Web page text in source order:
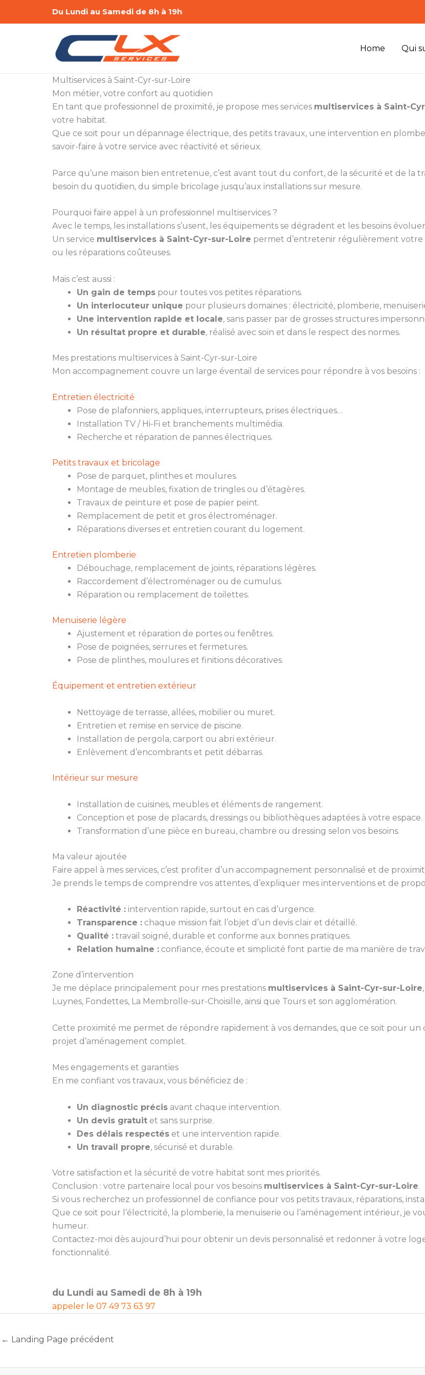
Du Lundi au Samedi de 8h à 19h
Home Qui
Multiservices à Saint-Cyr-sur-Loire
Mon métier, votre confort au quotidien
En tant que professionnel de proximité, je propose mes services multiservices à Saint-
votre habitat.
Que ce soit pour un dépannage électrique, des petits travaux, une intervention en
savoir-faire à votre service avec réactivité et sérieux.
Parce qu’une maison bien entretenue, c’est avant tout du confort, de la sécurité et de la
besoin du quotidien, du simple bricolage jusqu’aux installations sur mesure.
Pourquoi faire appel à un professionnel multiservices ?
Avec le temps, les installations s’usent, les équipements se dégradent et les besoins
Un service multiservices à Saint-Cyr-sur-Loire permet d’entretenir régulièrement votre
ou les réparations coûteuses.
Mais c’est aussi :
Un gain de temps pour toutes vos petites réparations.
Un interlocuteur unique pour plusieurs domaines : électricité, plomberie,
Une intervention rapide et locale, sans passer par de grosses structures
Un résultat propre et durable, réalisé avec soin et dans le respect des normes.
Mes prestations multiservices à Saint-Cyr-sur-Loire
Mon accompagnement couvre un large éventail de services pour répondre à vos besoins :
Entretien électricité
Pose de plafonniers, appliques, interrupteurs, prises électriques…
Installation TV / Hi-Fi et branchements multimédia.
Recherche et réparation de pannes électriques.
Petits travaux et bricolage
Pose de parquet, plinthes et moulures.
Montage de meubles, fixation de tringles ou d’étagères.
Travaux de peinture et pose de papier peint.
Remplacement de petit et gros électroménager.
Réparations diverses et entretien courant du logement.
Entretien plomberie
Débouchage, remplacement de joints, réparations légères.
Raccordement d’électroménager ou de cumulus.
Réparation ou remplacement de toilettes.
Menuiserie légère
Ajustement et réparation de portes ou fenêtres.
Pose de poignées, serrures et fermetures.
Pose de plinthes, moulures et finitions décoratives.
Équipement et entretien extérieur
Nettoyage de terrasse, allées, mobilier ou muret.
Entretien et remise en service de piscine.
Installation de pergola, carport ou abri extérieur.
Enlèvement d’encombrants et petit débarras.
Intérieur sur mesure
Installation de cuisines, meubles et éléments de rangement.
Conception et pose de placards, dressings ou bibliothèques adaptées à votre espace.
Transformation d’une pièce en bureau, chambre ou dressing selon vos besoins.
Ma valeur ajoutée
Faire appel à mes services, c’est profiter d’un accompagnement personnalisé et de
Je prends le temps de comprendre vos attentes, d’expliquer mes interventions et de
Réactivité : intervention rapide, surtout en cas d’urgence.
Transparence : chaque mission fait l’objet d’un devis clair et détaillé.
Qualité : travail soigné, durable et conforme aux bonnes pratiques.
Relation humaine : confiance, écoute et simplicité font partie de ma manière de
Zone d’intervention
Je me déplace principalement pour mes prestations multiservices à Saint-Cyr-sur-Loire
Luynes, Fondettes, La Membrolle-sur-Choisille, ainsi que Tours et son agglomération.
Cette proximité me permet de répondre rapidement à vos demandes, que ce soit pour
projet d’aménagement complet.
Mes engagements et garanties
En me confiant vos travaux, vous bénéficiez de :
Un diagnostic précis avant chaque intervention.
Un devis gratuit et sans surprise.
Des délais respectés et une intervention rapide.
Un travail propre, sécurisé et durable.
Votre satisfaction et la sécurité de votre habitat sont mes priorités.
Conclusion : votre partenaire local pour vos besoins multiservices à Saint-Cyr-sur-Loire.
Si vous recherchez un professionnel de confiance pour vos petits travaux, réparations,
Que ce soit pour l’électricité, la plomberie, la menuiserie ou l’aménagement intérieur, je
humeur.
Contactez-moi dès aujourd’hui pour obtenir un devis personnalisé et redonner à votre
fonctionnalité.
du Lundi au Samedi de 8h à 19h
appeler le 07 49 73 63 97
← Landing Page précédent